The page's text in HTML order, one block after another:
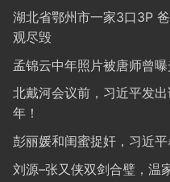
湖北省鄂州市一家3口3P
观尽毁
孟锦云中年照片被唐师曾
北戴河会议前，习近平发
年！
彭丽媛和闺蜜捉奸，习近
刘源–张又侠双剑合璧，温